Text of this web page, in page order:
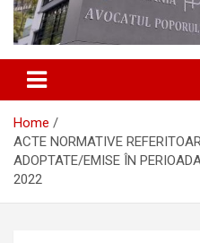
Home
ACTE NORMATIVE
ADOPTATE/EMISE ÎN
2022